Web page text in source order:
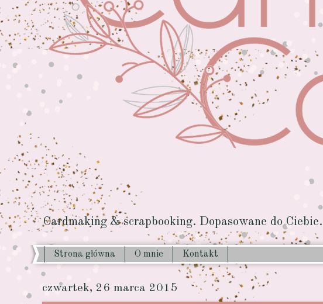
Cardmaking & scrapbooking. Dopasowane do
Strona główna O mnie Kontakt
czwartek, 26 marca 2015